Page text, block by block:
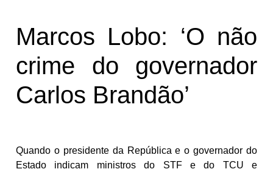
Marcos Lobo: ‘O não
crime do governador
Carlos Brandão’
Quando o presidente da República e o governador do
Estado indicam ministros do STF e do TCU e